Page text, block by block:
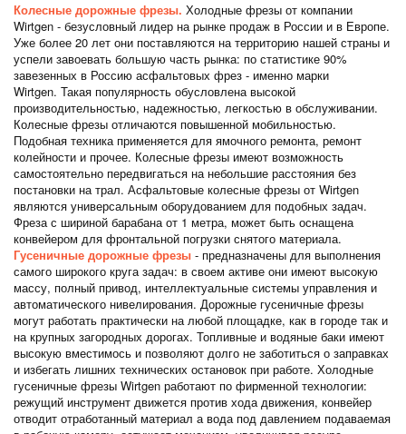
Колесные дорожные фрезы. Холодные фрезы от компании
Wirtgen - безусловный лидер на рынке продаж в России и в Европе.
Уже более 20 лет они поставляются на территорию нашей страны и
успели завоевать большую часть рынка: по статистике 90%
завезенных в Россию асфальтовых фрез - именно марки
Wirtgen. Такая популярность обусловлена высокой
производительностью, надежностью, легкостью в обслуживании.
Колесные фрезы отличаются повышенной мобильностью.
Подобная техника применяется для ямочного ремонта, ремонт
колейности и прочее. Колесные фрезы имеют возможность
самостоятельно передвигаться на небольшие расстояния без
постановки на трал. Асфальтовые колесные фрезы от Wirtgen
являются универсальным оборудованием для подобных задач.
Фреза с шириной барабана от 1 метра, может быть оснащена
конвейером для фронтальной погрузки снятого материала.
Гусеничные дорожные фрезы - предназначены для выполнения
самого широкого круга задач: в своем активе они имеют высокую
массу, полный привод, интеллектуальные системы управления и
автоматического нивелирования. Дорожные гусеничные фрезы
могут работать практически на любой площадке, как в городе так и
на крупных загородных дорогах. Топливные и водяные баки имеют
высокую вместимось и позволяют долго не заботиться о заправках
и избегать лишних технических остановок при работе. Холодные
гусеничные фрезы Wirtgen работают по фирменной технологии:
режущий инструмент движется против хода движения, конвейер
отводит отработанный материал а вода под давлением подаваемая